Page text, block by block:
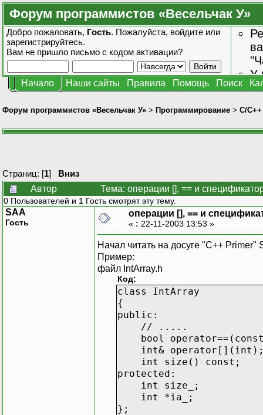
Форум программистов «Весельчак У»
Добро пожаловать, Гость. Пожалуйста, войдите или
зарегистрируйтесь.
Вам не пришло письмо с кодом активации?
У
Начало Наши сайты Правила Помощь Поиск
Форум программистов «Весельчак У» > Программирование > C/C++
Страниц: [1] Вниз
Автор
Тема: операции [], == и
0 Пользователей и 1 Гость смотрят эту тему.
SAA
Гость
операции [], == и
« : 22-11-2003 13:53 »
Начал читать на досуге "C++
Пример:
файл IntArray.h
Код:
class IntArray
{
public:
// .....
bool
int&
int size() const;
protected:
int size_;
int *ia_;
};